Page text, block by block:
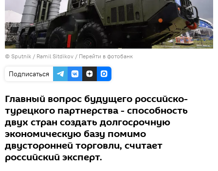
© Sputnik / Ramil Sitdikov / Перейти в фотобанк
Подписаться
Главный вопрос будущего российско-
турецкого партнерства - способность
двух стран создать долгосрочную
экономическую базу помимо
двусторонней торговли, считает
российский эксперт.